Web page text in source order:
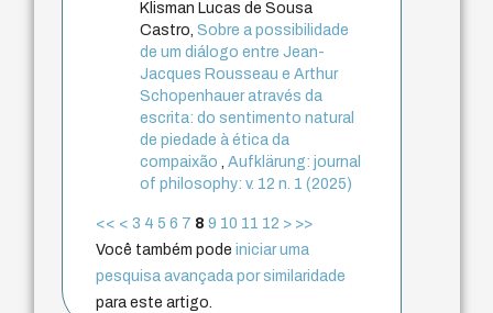
Klisman Lucas de Sousa
Castro,Sobre a possibilidade
de um diálogo entre Jean-
Jacques Rousseau e Arthur
Schopenhauer através da
escrita: do sentimento natural
de piedade à ética da
compaixão,Aufklärung: journal
of philosophy: v. 12 n. 1 (2025)
<< < 3 4 5 6 7 8 9 10 11 12 > >>
Você também podeiniciar uma
pesquisa avançada por similaridade
para este artigo.